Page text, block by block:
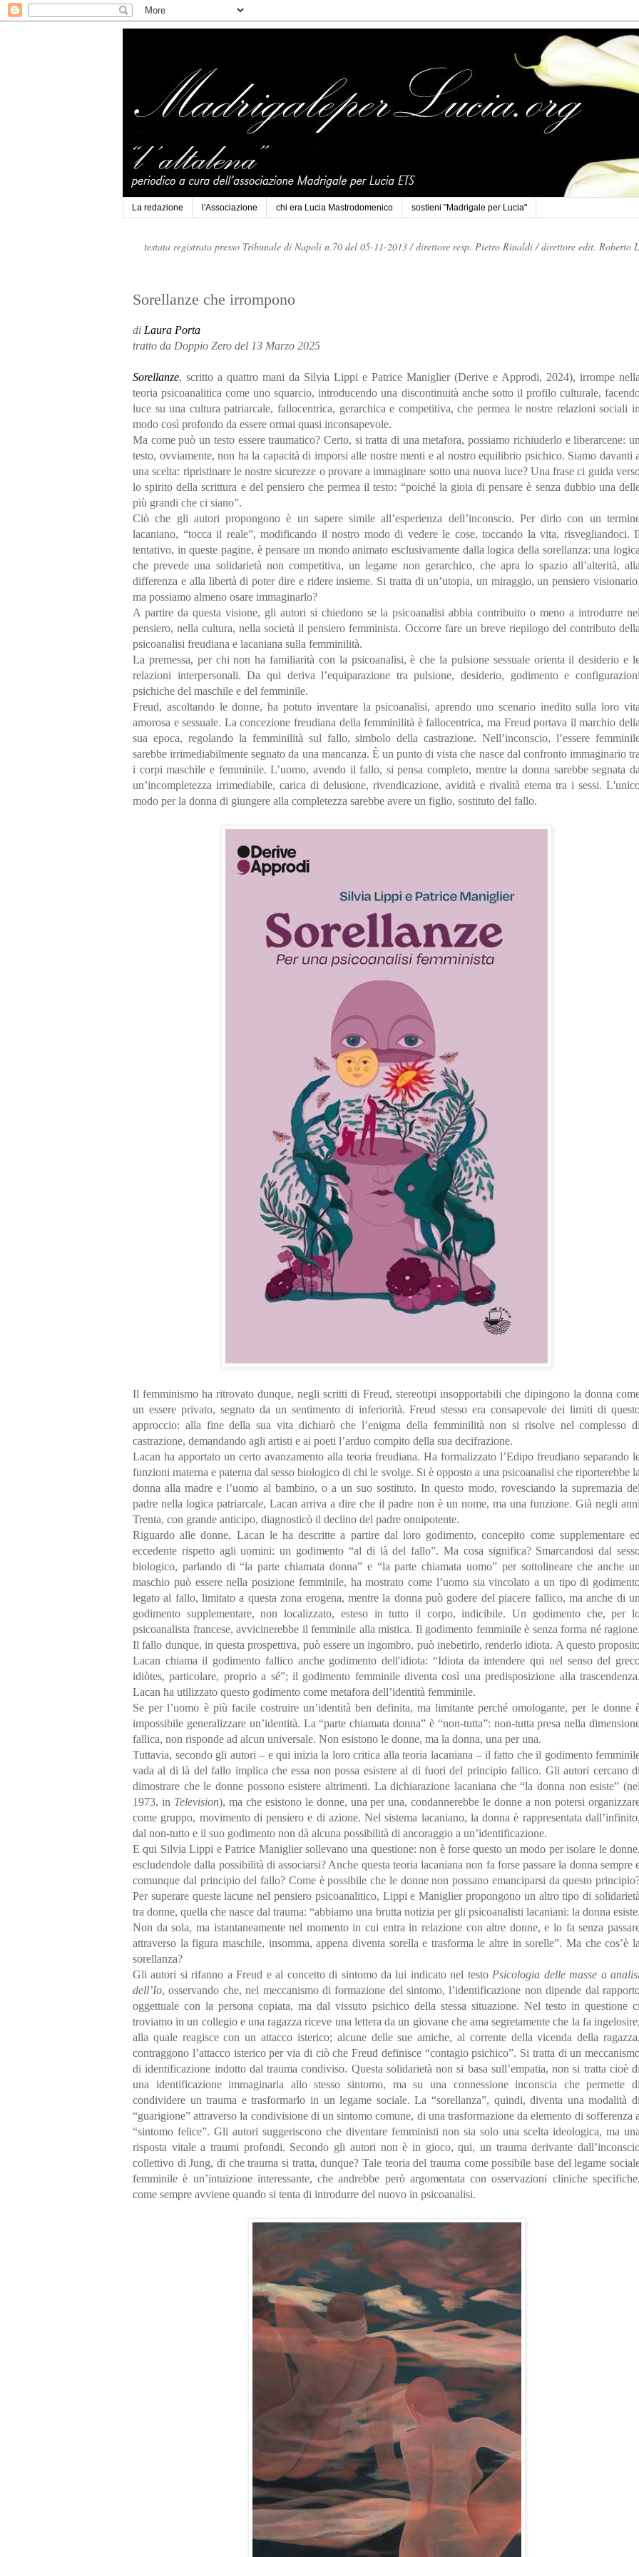
La redazione l'Associazione chi era Lucia Mastrodomenico sostieni "Madrigale per Lucia"
testata registrata presso Tribunale di Napoli n.70 del 05-11-2013 /direttore resp. Pietro Rinaldi /direttore edit. Roberto
Sorellanze che irrompono
di Laura Porta
tratto da Doppio Zero del 13 Marzo 2025
Sorellanze, scritto a quattro mani da Silvia Lippi e Patrice Maniglier (Derive e Approdi, 2024), irrompe nella
teoria psicoanalitica come uno squarcio, introducendo una discontinuità anche sotto il profilo culturale,
luce su una cultura patriarcale, fallocentrica, gerarchica e competitiva, che permea le nostre relazioni sociali in
modo così profondo da essere ormai quasi inconsapevole.
Ma come può un testo essere traumatico? Certo, si tratta di una metafora, possiamo richiuderlo e liberarcene: un
testo, ovviamente, non ha la capacità di imporsi alle nostre menti e al nostro equilibrio psichico. Siamo davanti a
una scelta: ripristinare le nostre sicurezze o provare a immaginare sotto una nuova luce? Una frase ci guida
lo spirito della scrittura e del pensiero che permea il testo: “poiché la gioia di pensare è senza dubbio una
più grandi che ci siano”.
Ciò che gli autori propongono è un sapere simile all’esperienza dell’inconscio. Per dirlo con un
lacaniano, “tocca il reale”, modificando il nostro modo di vedere le cose, toccando la vita, risvegliandoci. Il
tentativo, in queste pagine, è pensare un mondo animato esclusivamente dalla logica della sorellanza: una logica
che prevede una solidarietà non competitiva, un legame non gerarchico, che apra lo spazio all’alterità, alla
differenza e alla libertà di poter dire e ridere insieme. Si tratta di un’utopia, un miraggio, un pensiero visionario,
ma possiamo almeno osare immaginarlo?
A partire da questa visione, gli autori si chiedono se la psicoanalisi abbia contribuito o meno a introdurre nel
pensiero, nella cultura, nella società il pensiero femminista. Occorre fare un breve riepilogo del contributo della
psicoanalisi freudiana e lacaniana sulla femminilità.
La premessa, per chi non ha familiarità con la psicoanalisi, è che la pulsione sessuale orienta il desiderio e
relazioni interpersonali. Da qui deriva l’equiparazione tra pulsione, desiderio, godimento e configurazioni
psichiche del maschile e del femminile.
Freud, ascoltando le donne, ha potuto inventare la psicoanalisi, aprendo uno scenario inedito sulla loro vita
amorosa e sessuale. La concezione freudiana della femminilità è fallocentrica, ma Freud portava il marchio della
sua epoca, regolando la femminilità sul fallo, simbolo della castrazione. Nell’inconscio, l’essere
sarebbe irrimediabilmente segnato da una mancanza. È un punto di vista che nasce dal confronto immaginario tra
i corpi maschile e femminile. L’uomo, avendo il fallo, si pensa completo, mentre la donna sarebbe segnata da
un’incompletezza irrimediabile, carica di delusione, rivendicazione, avidità e rivalità eterna tra i sessi.
modo per la donna di giungere alla completezza sarebbe avere un figlio, sostituto del fallo.
Il femminismo ha ritrovato dunque, negli scritti di Freud, stereotipi insopportabili che dipingono la donna
un essere privato, segnato da un sentimento di inferiorità. Freud stesso era consapevole dei limiti di
approccio: alla fine della sua vita dichiarò che l’enigma della femminilità non si risolve nel complesso di
castrazione, demandando agli artisti e ai poeti l’arduo compito della sua decifrazione.
Lacan ha apportato un certo avanzamento alla teoria freudiana. Ha formalizzato l’Edipo freudiano separando
funzioni materna e paterna dal sesso biologico di chi le svolge. Si è opposto a una psicoanalisi che riporterebbe la
donna alla madre e l’uomo al bambino, o a un suo sostituto. In questo modo, rovesciando la supremazia del
padre nella logica patriarcale, Lacan arriva a dire che il padre non è un nome, ma una funzione. Già negli anni
Trenta, con grande anticipo, diagnosticò il declino del padre onnipotente.
Riguardo alle donne, Lacan le ha descritte a partire dal loro godimento, concepito come supplementare ed
eccedente rispetto agli uomini: un godimento “al di là del fallo”. Ma cosa significa? Smarcandosi dal
biologico, parlando di “la parte chiamata donna” e “la parte chiamata uomo” per sottolineare che anche un
maschio può essere nella posizione femminile, ha mostrato come l’uomo sia vincolato a un tipo di
legato al fallo, limitato a questa zona erogena, mentre la donna può godere del piacere fallico, ma anche di un
godimento supplementare, non localizzato, esteso in tutto il corpo, indicibile. Un godimento che, per
psicoanalista francese, avvicinerebbe il femminile alla mistica. Il godimento femminile è senza forma né ragione.
Il fallo dunque, in questa prospettiva, può essere un ingombro, può inebetirlo, renderlo idiota. A questo
Lacan chiama il godimento fallico anche godimento dell'idiota: “Idiota da intendere qui nel senso del
idiòtes, particolare, proprio a sé”; il godimento femminile diventa così una predisposizione alla trascendenza.
Lacan ha utilizzato questo godimento come metafora dell’identità femminile.
Se per l’uomo è più facile costruire un’identità ben definita, ma limitante perché omologante, per le donne
impossibile generalizzare un’identità. La “parte chiamata donna” è “non-tutta”: non-tutta presa nella
fallica, non risponde ad alcun universale. Non esistono le donne, ma la donna, una per una.
Tuttavia, secondo gli autori – e qui inizia la loro critica alla teoria lacaniana – il fatto che il godimento
vada al di là del fallo implica che essa non possa esistere al di fuori del principio fallico. Gli autori cercano di
dimostrare che le donne possono esistere altrimenti. La dichiarazione lacaniana che “la donna non esiste” (nel
1973, in Television), ma che esistono le donne, una per una, condannerebbe le donne a non potersi
come gruppo, movimento di pensiero e di azione. Nel sistema lacaniano, la donna è rappresentata dall’infinito,
dal non-tutto e il suo godimento non dà alcuna possibilità di ancoraggio a un’identificazione.
E qui Silvia Lippi e Patrice Maniglier sollevano una questione: non è forse questo un modo per isolare le donne,
escludendole dalla possibilità di associarsi? Anche questa teoria lacaniana non fa forse passare la donna sempre
comunque dal principio del fallo? Come è possibile che le donne non possano emanciparsi da questo
Per superare queste lacune nel pensiero psicoanalitico, Lippi e Maniglier propongono un altro tipo di solidarietà
tra donne, quella che nasce dal trauma: “abbiamo una brutta notizia per gli psicoanalisti lacaniani: la donna esiste.
Non da sola, ma istantaneamente nel momento in cui entra in relazione con altre donne, e lo fa senza
attraverso la figura maschile, insomma, appena diventa sorella e trasforma le altre in sorelle”. Ma che cos’è la
sorellanza?
Gli autori si rifanno a Freud e al concetto di sintomo da lui indicato nel testo Psicologia delle masse a
dell’Io, osservando che, nel meccanismo di formazione del sintomo, l’identificazione non dipende dal
oggettuale con la persona copiata, ma dal vissuto psichico della stessa situazione. Nel testo in questione ci
troviamo in un collegio e una ragazza riceve una lettera da un giovane che ama segretamente che la fa ingelosire,
alla quale reagisce con un attacco isterico; alcune delle sue amiche, al corrente della vicenda della ragazza,
contraggono l’attacco isterico per via di ciò che Freud definisce “contagio psichico”. Si tratta di un
di identificazione indotto dal trauma condiviso. Questa solidarietà non si basa sull’empatia, non si tratta cioè di
una identificazione immaginaria allo stesso sintomo, ma su una connessione inconscia che permette di
condividere un trauma e trasformarlo in un legame sociale. La “sorellanza”, quindi, diventa una modalità di
“guarigione” attraverso la condivisione di un sintomo comune, di una trasformazione da elemento di sofferenza a
“sintomo felice”. Gli autori suggeriscono che diventare femministi non sia solo una scelta ideologica, ma una
risposta vitale a traumi profondi. Secondo gli autori non è in gioco, qui, un trauma derivante
collettivo di Jung, di che trauma si tratta, dunque? Tale teoria del trauma come possibile base del legame
femminile è un’intuizione interessante, che andrebbe però argomentata con osservazioni cliniche specifiche,
come sempre avviene quando si tenta di introdurre del nuovo in psicoanalisi.